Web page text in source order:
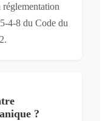
4-8 du Code du
?